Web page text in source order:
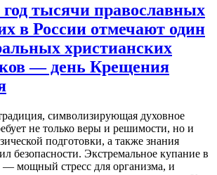
тысячи православных
в России отмечают один
христианских
— день Крещения
символизирующая духовное
не только веры и решимости, но и
подготовки, а также знания
безопасности. Экстремальное купание в
— мощный стресс для организма, и